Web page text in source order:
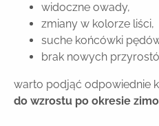
widoczne owady,
zmiany w kolorze liści,
suche końcówki
brak nowych
warto podjąć odpowiednie
do wzrostu po okresie